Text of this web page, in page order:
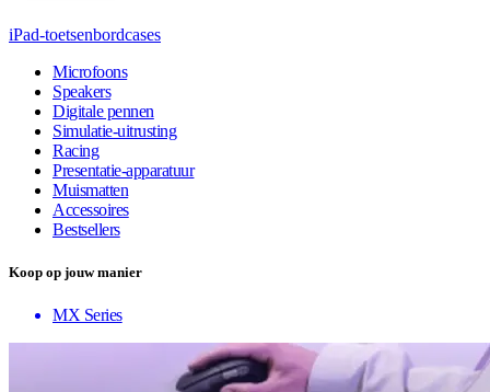
iPad-toetsenbordcases
Microfoons
Speakers
Digitale pennen
Simulatie-uitrusting
Racing
Presentatie-apparatuur
Muismatten
Accessoires
Bestsellers
Koop op jouw manier
MX Series